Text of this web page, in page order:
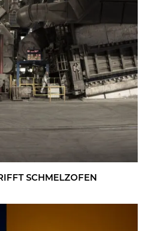
SCHMELZ­OFEN